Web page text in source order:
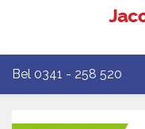
Bel 0341 - 258 520